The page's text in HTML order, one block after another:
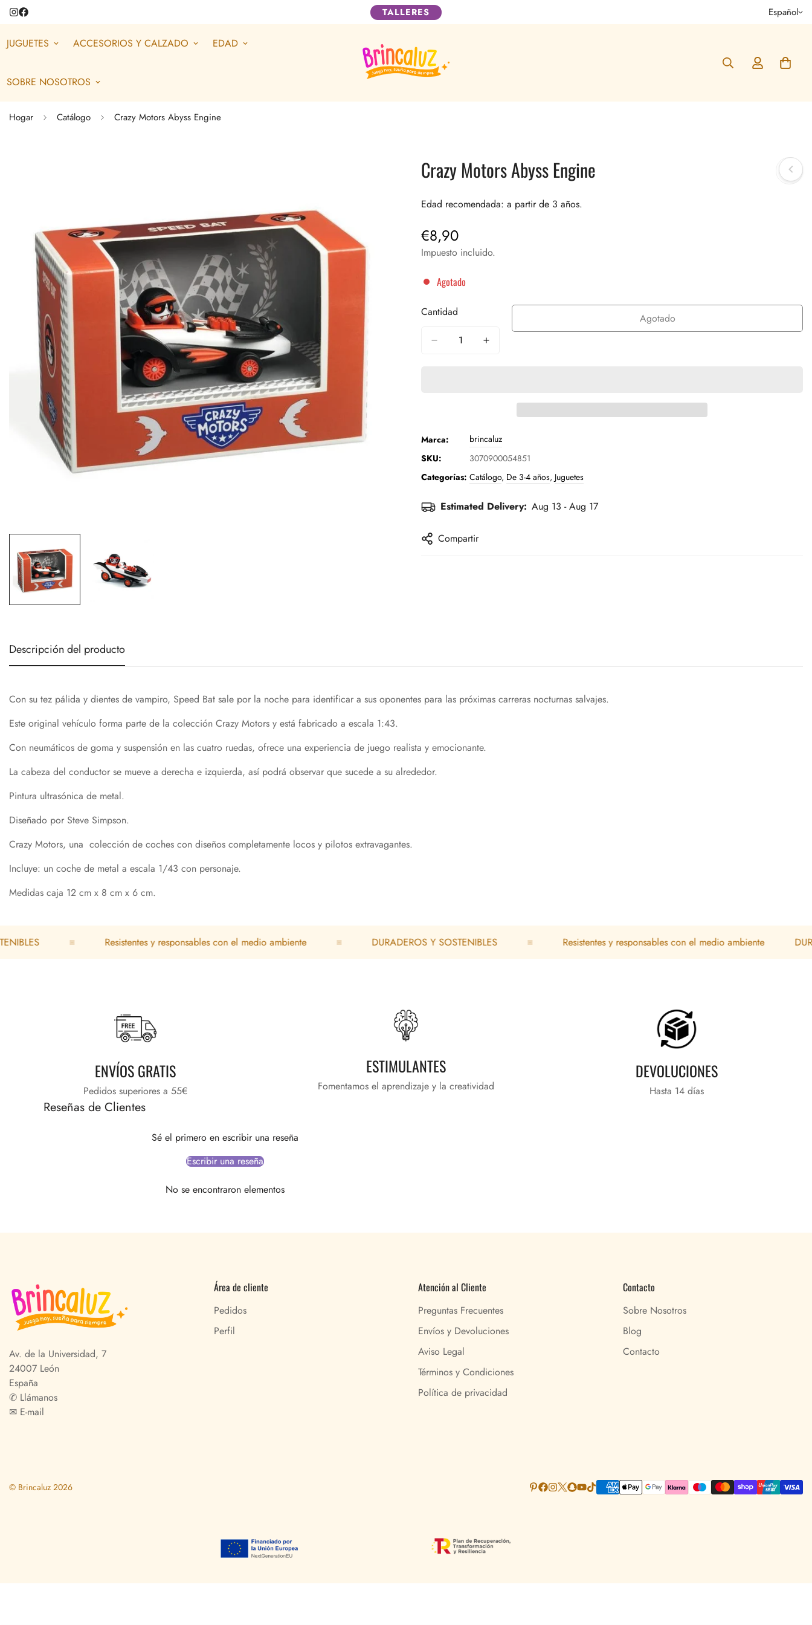
TALLERES Español
JUGUETES ACCESORIOS Y CALZADO EDAD
SOBRE NOSOTROS
Hogar Catálogo Crazy Motors Abyss Engine
Crazy Motors Abyss Engine
Edad recomendada: a partir de 3 años.
Precio
regular
€8,90
Impuesto incluido.
Agotado
Cantidad Agotado
Marca:
brincaluz
SKU:
3070900054851
Categorías: Catálogo, De 3-4 años, Juguetes
Estimated Delivery: Aug 13 - Aug 17
Compartir
Descripción del producto
Con su tez pálida y dientes de vampiro, Speed ​​Bat sale por la noche para identificar a sus oponentes para las próximas carreras nocturnas salvajes.
Este original vehículo forma parte de la colección Crazy Motors y está fabricado a escala 1:43.
Con neumáticos de goma y suspensión en las cuatro ruedas, ofrece una experiencia de juego realista y emocionante.
La cabeza del conductor se mueve a derecha e izquierda, así podrá observar que sucede a su alrededor.
Pintura ultrasónica de metal.
Diseñado por Steve Simpson.
Crazy Motors, una colección de coches con diseños completamente locos y pilotos extravagantes.
Incluye: un coche de metal a escala 1/43 con personaje.
Medidas caja 12 cm x 8 cm x 6 cm.
Resistentes y responsables con el medio ambiente DURADEROS Y SOSTENIBLES Resistentes y responsables con el medio ambiente
ENVÍOS GRATIS
Pedidos superiores a 55€
ESTIMULANTES
Fomentamos el aprendizaje y la creatividad
DEVOLUCIONES
Hasta 14 días
Reseñas de Clientes
Sé el primero en escribir una reseña
Escribir una reseña
No se encontraron elementos
Av. de la Universidad, 7
24007 León
España
✆ Llámanos
✉ E-mail
Área de cliente
Pedidos
Perfil
Atención al Cliente
Preguntas Frecuentes
Envíos y Devoluciones
Aviso Legal
Términos y Condiciones
Política de privacidad
Contacto
Sobre Nosotros
Blog
Contacto
© Brincaluz 2026